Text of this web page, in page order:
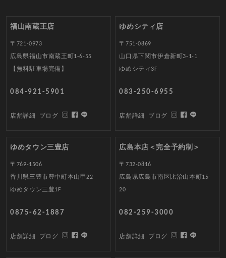
福山南蔵王店
〒721-0973
広島県福山市南蔵王町1-6-55
【無料駐車場完備】
084-921-5901
店舗詳細 ブログ
ゆめシティ店
〒751-0869
山口県下関市伊倉新町3-1-1
ゆめシティ3F
083-250-6955
店舗詳細 ブログ
ゆめタウン三豊店
〒769-1506
香川県三豊市豊中町本山甲22
ゆめタウン三豊1F
0875-62-1887
店舗詳細 ブログ
広島本店＜完全予約制＞
〒732-0816
広島県広島市南区比治山本町15-
20
082-259-3000
店舗詳細 ブログ